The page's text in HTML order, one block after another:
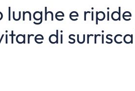
e
di